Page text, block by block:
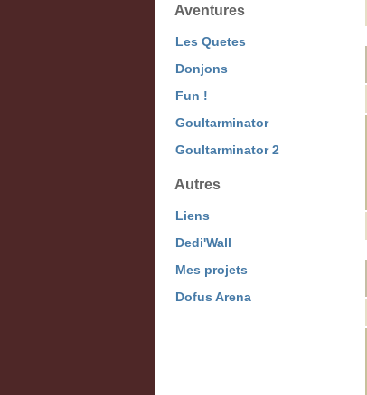
Aventures
Les Quetes
Donjons
Fun !
Goultarminator
Goultarminator 2
Autres
Liens
Dedi'Wall
Mes projets
Dofus Arena